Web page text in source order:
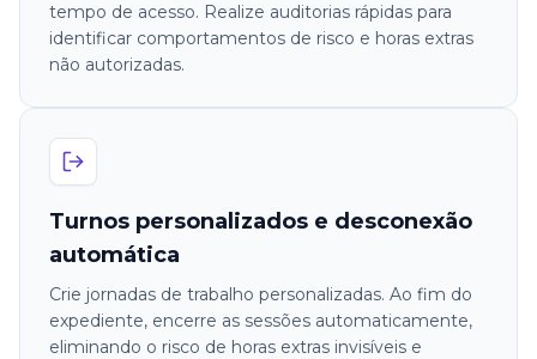
tempo de acesso. Realize auditorias rápidas para
identificar comportamentos de risco e horas extras
não autorizadas.
Turnos personalizados e desconexão
automática
Crie jornadas de trabalho personalizadas. Ao fim do
expediente, encerre as sessões automaticamente,
eliminando o risco de horas extras invisíveis e